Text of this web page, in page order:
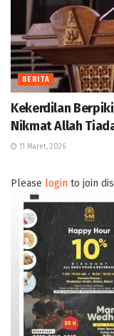
BERITA
Kekerdilan
Nikmat Allah
11 Maret, 2026
Please login to join